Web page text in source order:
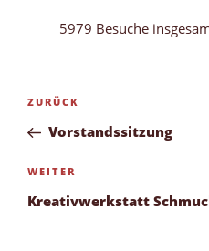
5979 Besuche
Beitragsnavigation
Vorheriger
Beitrag
ZURÜCK
Vorstandssitzung
Nächster
Beitrag
WEITER
Kreativwerkstatt